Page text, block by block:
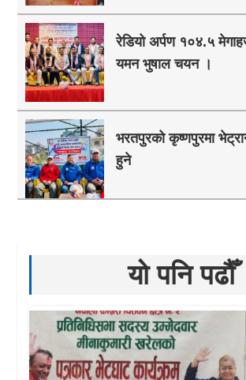
रेडियो अर्पण १०४.५
यमन भुषाल चयन ।
भरतपुरको कृष्णपुरमा
हुने
यो पनि पढौँ